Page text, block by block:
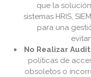
que la
sistemas HRIS,
para una
No Realizar
políticas de
obsoletos o